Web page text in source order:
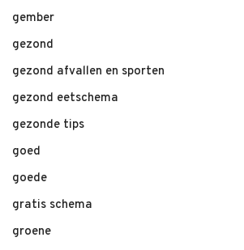
gember
gezond
gezond afvallen en sporten
gezond eetschema
gezonde tips
goed
goede
gratis schema
groene